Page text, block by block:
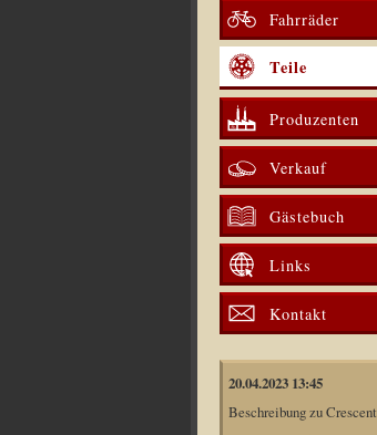
Fahrräder
Teile
Produzenten
Verkauf
Gästebuch
Links
Kontakt
20.04.2023 13:45
Beschreibung zu